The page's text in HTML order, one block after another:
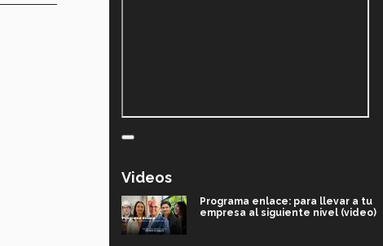
Videos
Programa enlace: para llevar a tu
empresa al siguiente nivel (video)